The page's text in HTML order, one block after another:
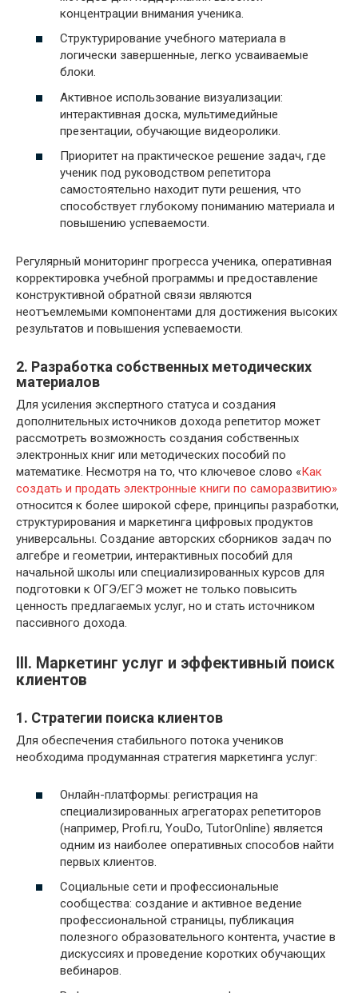
концентрации внимания ученика.
Структурирование учебного материала в
логически завершенные, легко усваиваемые
блоки.
Активное использование визуализации:
интерактивная доска, мультимедийные
презентации, обучающие видеоролики.
Приоритет на практическое решение задач, где
ученик под руководством репетитора
самостоятельно находит пути решения, что
способствует глубокому пониманию материала и
повышению успеваемости.
Регулярный мониторинг прогресса ученика, оперативная
корректировка учебной программы и предоставление
конструктивной обратной связи являются
неотъемлемыми компонентами для достижения высоких
результатов и повышения успеваемости.
2. Разработка собственных методических
материалов
Для усиления экспертного статуса и создания
дополнительных источников дохода репетитор может
рассмотреть возможность создания собственных
электронных книг или методических пособий по
математике. Несмотря на то, что ключевое слово «Как
создать и продать электронные книги по саморазвитию»
относится к более широкой сфере, принципы разработки,
структурирования и маркетинга цифровых продуктов
универсальны. Создание авторских сборников задач по
алгебре и геометрии, интерактивных пособий для
начальной школы или специализированных курсов для
подготовки к ОГЭ/ЕГЭ может не только повысить
ценность предлагаемых услуг, но и стать источником
пассивного дохода.
III. Маркетинг услуг и эффективный поиск
клиентов
1. Стратегии поиска клиентов
Для обеспечения стабильного потока учеников
необходима продуманная стратегия маркетинга услуг:
Онлайн-платформы: регистрация на
специализированных агрегаторах репетиторов
(например, Profi.ru, YouDo, TutorOnline) является
одним из наиболее оперативных способов найти
первых клиентов.
Социальные сети и профессиональные
сообщества: создание и активное ведение
профессиональной страницы, публикация
полезного образовательного контента, участие в
дискуссиях и проведение коротких обучающих
вебинаров.